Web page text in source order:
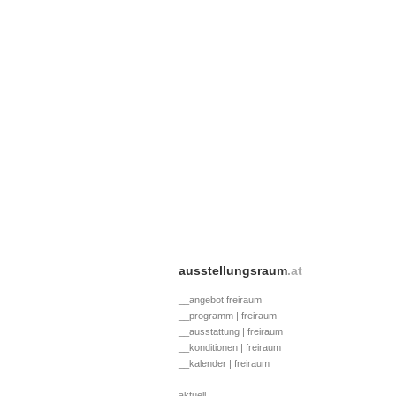
ausstellungsraum.at
__angebot freiraum
__programm | freiraum
__ausstattung | freiraum
__konditionen | freiraum
__kalender | freiraum